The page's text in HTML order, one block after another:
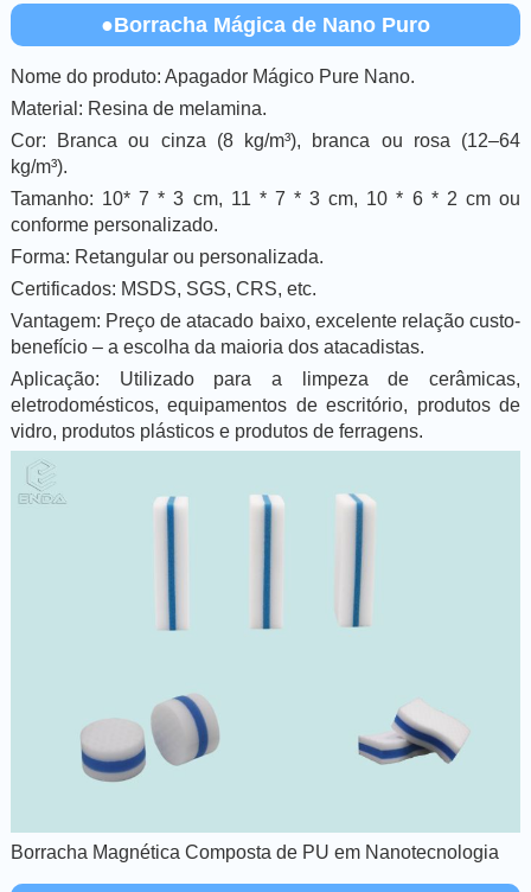
●Borracha Mágica de Nano Puro
Nome do produto: Apagador Mágico Pure Nano.
Material: Resina de melamina.
Cor: Branca ou cinza (8 kg/m³), branca ou rosa (12–64
kg/m³).
Tamanho: 10* 7 * 3 cm, 11 * 7 * 3 cm, 10 * 6 * 2 cm ou
conforme personalizado.
Forma: Retangular ou personalizada.
Certificados: MSDS, SGS, CRS, etc.
Vantagem: Preço de atacado baixo, excelente relação custo-
benefício – a escolha da maioria dos atacadistas.
Aplicação: Utilizado para a limpeza de cerâmicas,
eletrodomésticos, equipamentos de escritório, produtos de
vidro, produtos plásticos e produtos de ferragens.
Borracha Magnética Composta de PU em Nanotecnologia